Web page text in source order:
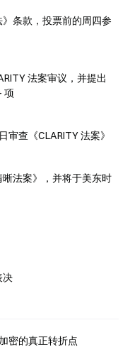
条款，投票前的周四参
法案审议，并提出
项
审查《CLARITY 法案》
法案》，并将于美东时
决
密的真正转折点